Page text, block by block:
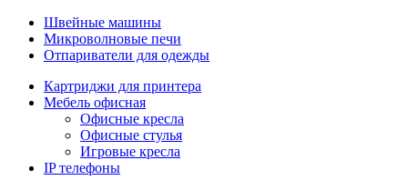
Швейные машины
Микроволновые печи
Отпариватели для одежды
Картриджи для принтера
Мебель офисная
Офисные кресла
Офисные стулья
Игровые кресла
IP телефоны